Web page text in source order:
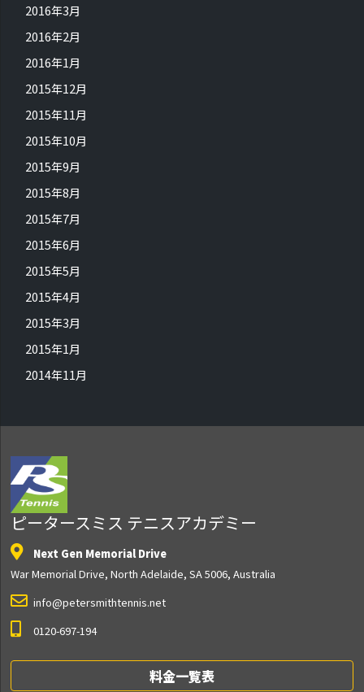
2016年3月
2016年2月
2016年1月
2015年12月
2015年11月
2015年10月
2015年9月
2015年8月
2015年7月
2015年6月
2015年5月
2015年4月
2015年3月
2015年1月
2014年11月
ピータースミス テニスアカデミー
Next Gen Memorial Drive
War Memorial Drive, North Adelaide, SA 5006, Australia
info@petersmithtennis.net
0120-697-194
料金一覧表